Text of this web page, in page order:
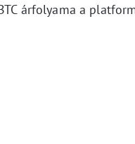
árfolyama a